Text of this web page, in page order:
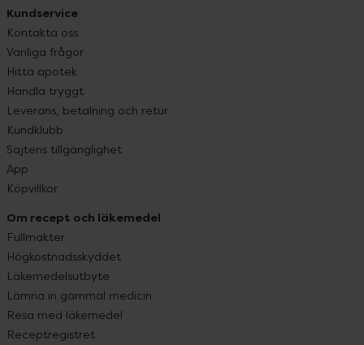
Kundservice
Kontakta oss
Vanliga frågor
Hitta apotek
Handla tryggt
Leverans, betalning och retur
Kundklubb
Sajtens tillgänglighet
App
Köpvillkor
Om recept och läkemedel
Fullmakter
Högkostnadsskyddet
Läkemedelsutbyte
Lämna in gammal medicin
Resa med läkemedel
Receptregistret